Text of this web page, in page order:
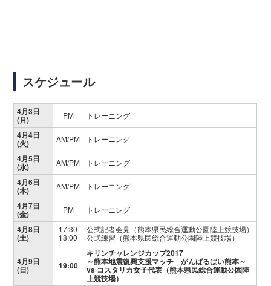
スケジュール
4月3日
(月) PM トレーニング
4月4日
(火) AM/PM トレーニング
4月5日
(水) AM/PM トレーニング
4月6日
(木) AM/PM トレーニング
4月7日
(金) PM トレーニング
4月8日
(土)
17:30
18:00
公式記者会見（熊本県民総合運動公園陸上競技場）
公式練習（熊本県民総合運動公園陸上競技場）
4月9日
(日) 19:00
キリンチャレンジカップ2017
～熊本地震復興支援マッチ がんばるばい熊本～
vs コスタリカ女子代表（熊本県民総合運動公園陸
上競技場）